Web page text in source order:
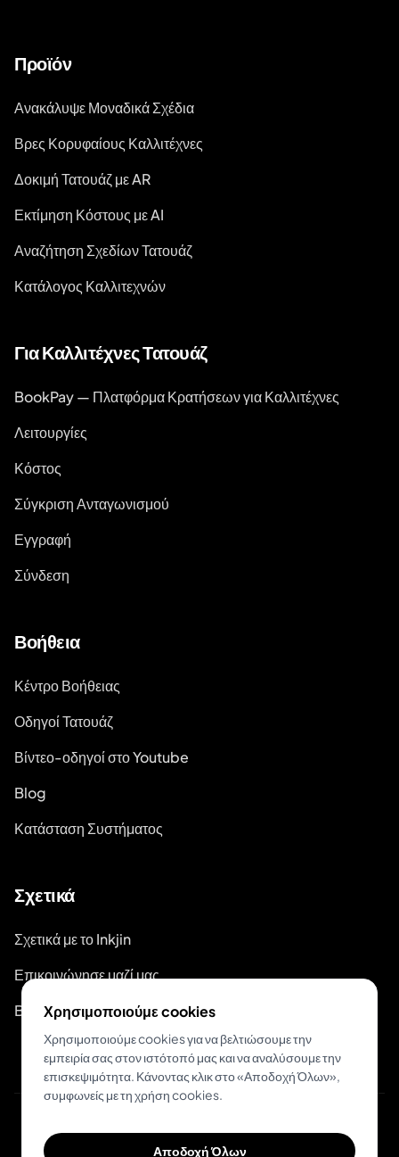
Προϊόν
Ανακάλυψε Μοναδικά Σχέδια
Βρες Κορυφαίους Καλλιτέχνες
Δοκιμή Τατουάζ με AR
Εκτίμηση Κόστους με AI
Αναζήτηση Σχεδίων Τατουάζ
Κατάλογος Καλλιτεχνών
Για Καλλιτέχνες Τατουάζ
BookPay — Πλατφόρμα Κρατήσεων για Καλλιτέχνες
Λειτουργίες
Κόστος
Σύγκριση Ανταγωνισμού
Εγγραφή
Σύνδεση
Βοήθεια
Κέντρο Βοήθειας
Οδηγοί Τατουάζ
Βίντεο-οδηγοί στο Youtube
Blog
Κατάσταση Συστήματος
Σχετικά
Σχετικά με το Inkjin
Επικοινώνησε μαζί μας
Branding Kit
© 2026 Inkjin
Χρησιμοποιούμε cookies
Χρησιμοποιούμε cookies για να βελτιώσουμε την
εμπειρία σας στον ιστότοπό μας και να αναλύσουμε την
επισκεψιμότητα. Κάνοντας κλικ στο «Αποδοχή Όλων»,
συμφωνείς με τη χρήση cookies.
Αποδοχή Όλων